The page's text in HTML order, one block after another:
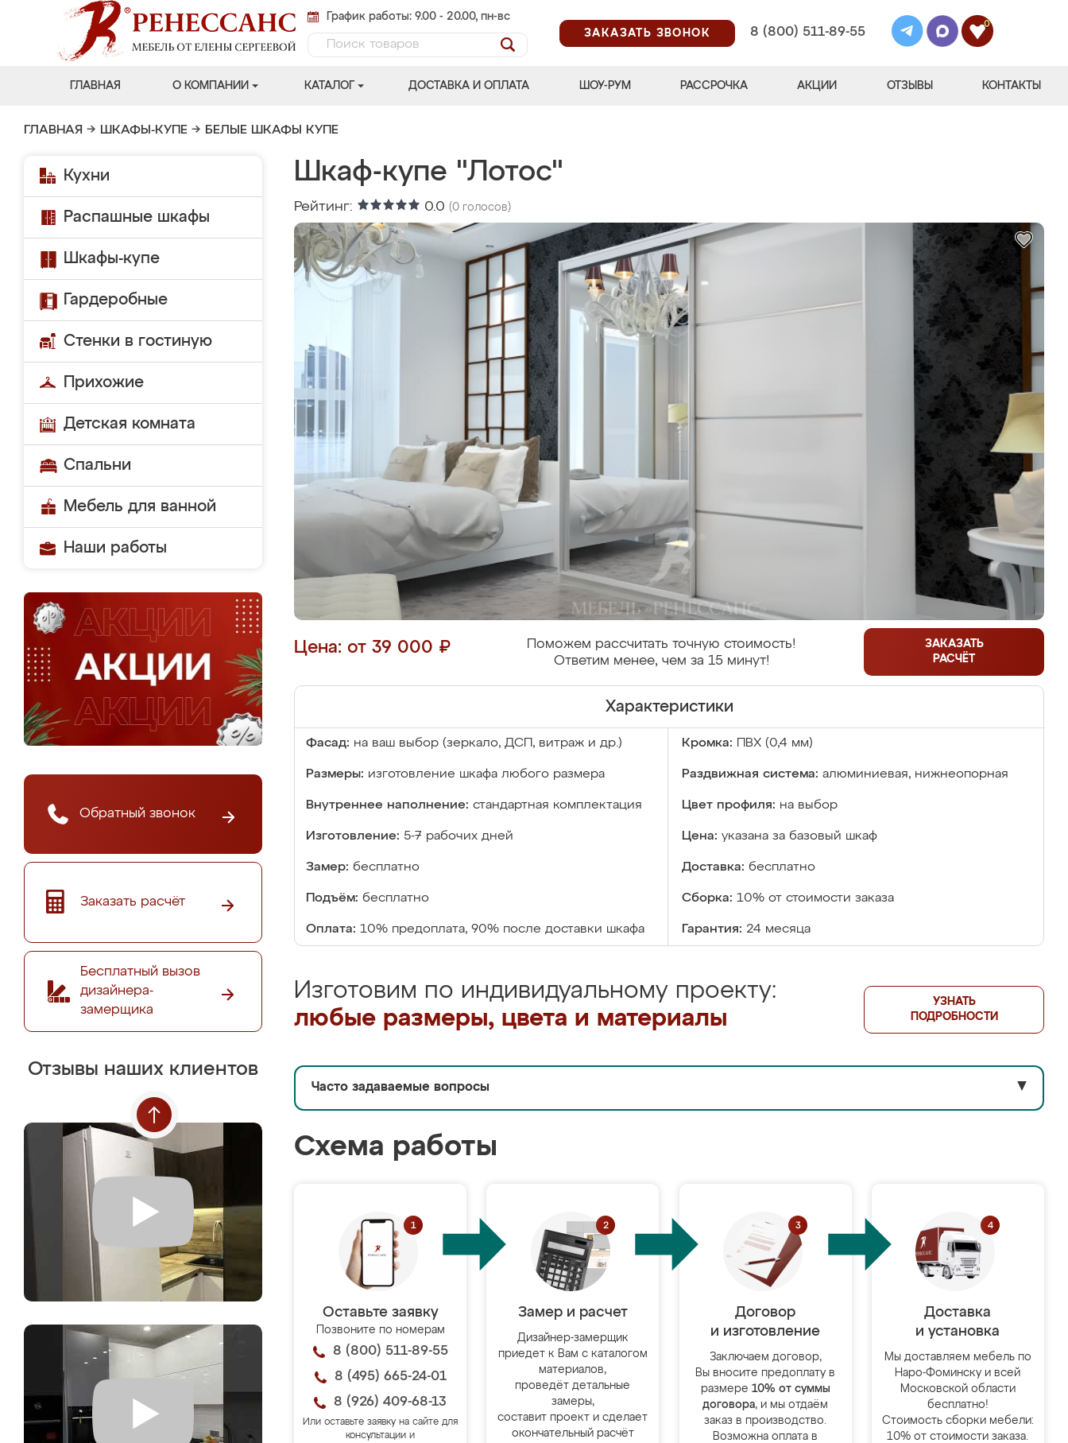
График работы: 9.00 - 20.00, пн-вс
ЗАКАЗАТЬ ЗВОНОК
8 (800) 511-89-55
0
ГЛАВНАЯ О КОМПАНИИ КАТАЛОГ ДОСТАВКА И ОПЛАТА ШОУ-РУМ РАССРОЧКА АКЦИИ ОТЗЫВЫ КОНТАКТЫ
ГЛАВНАЯ → ШКАФЫ-КУПЕ → БЕЛЫЕ ШКАФЫ КУПЕ
Кухни
Распашные шкафы
Шкафы-купе
Гардеробные
Стенки в гостиную
Прихожие
Детская комната
Спальни
Мебель для ванной
Наши работы
Обратный звонок
Заказать расчёт
Бесплатный вызов
дизайнера-
замерщика
Отзывы наших клиентов
Шкаф-купе "Лотос"
Рейтинг: 0.0 (0 голосов)
Цена: от 39 000 ₽
Поможем рассчитать точную стоимость!
Ответим менее, чем за 15 минут!
ЗАКАЗАТЬ
РАСЧЁТ
Характеристики
Фасад: на ваш выбор (зеркало, ДСП, витраж и др.) Кромка: ПВХ (0,4 мм)
Размеры: изготовление шкафа любого размера Раздвижная система: алюминиевая, нижнеопорная
Внутреннее наполнение: стандартная комплектация Цвет профиля: на выбор
Изготовление: 5-7 рабочих дней Цена: указана за базовый шкаф
Замер: бесплатно Доставка: бесплатно
Подъём: бесплатно Сборка: 10% от стоимости заказа
Оплата: 10% предоплата, 90% после доставки шкафа Гарантия: 24 месяца
Изготовим по индивидуальному проекту:
любые размеры, цвета и материалы
УЗНАТЬ
ПОДРОБНОСТИ
Часто задаваемые вопросы ▼
Схема работы
Оставьте заявку
Позвоните по номерам
8 (800) 511-89-55
8 (495) 665-24-01
8 (926) 409-68-13
Или оставьте заявку на сайте для
консультации и
Замер и расчет
Дизайнер-замерщик
приедет к Вам с каталогом
материалов,
проведёт детальные
замеры,
составит проект и сделает
окончательный расчёт
Договор
и изготовление
Заключаем договор,
Вы вносите предоплату в
размере 10% от суммы
договора, и мы отдаём
заказ в производство.
Возможна оплата в
Доставка
и установка
Мы доставляем мебель по
Наро-Фоминску и всей
Московской области
бесплатно!
Стоимость сборки мебели:
10% от стоимости заказа.